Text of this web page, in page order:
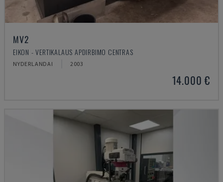
MV2
EIKON - VERTIKALAUS APDIRBIMO CENTRAS
NYDERLANDAI 2003
14.000 €